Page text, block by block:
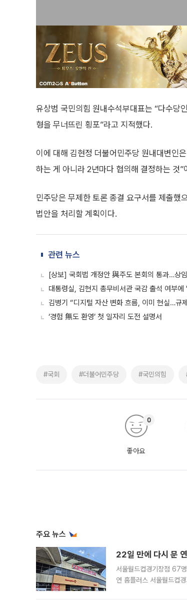
유상범 국민의힘 원내수석부대표는 “다수당
형을 무너뜨린 횡포”라고 지적했다.
이에 대해 김현정 더불어민주당 원내대변인
하는 게 아니라 2년마다 협의해 결정하는 것”
민주당은 무제한 토론 종결 요구서를 제출했
법안을 처리할 계획이다.
관련 뉴스
[상보] 국회법 개정안 與주도 본회의 통과…상
대통령실, 김현지 총무비서관 국감 출석 여부
김병기 “디지털 자산 변화 흐름, 이미 현실…규
‘경험 無도 환영’ 첫 일자리 도전 설명서
#국회 #더불어민주당 #국민의힘
좋아요
0
주요 뉴스
22일 만에 다시 문
서울월드컵경기장점 67
연 홈플러스 서울월드컵